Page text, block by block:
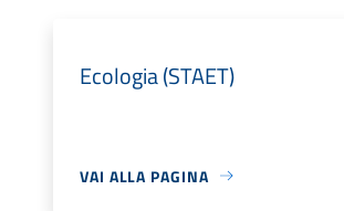
Ecologia (STAET)
VAI ALLA PAGINA